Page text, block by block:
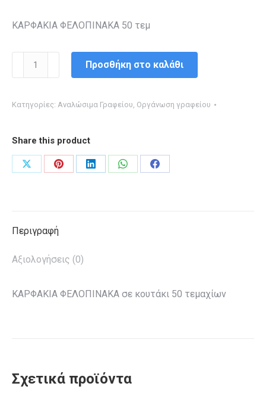
ΚΑΡΦΑΚΙΑ ΦΕΛΟΠΙΝΑΚΑ 50 τεμ
ΚΑΡΦΑΚΙΑ
ΦΕΛΟΠΙΝΑΚΑ
Προσθήκη στο καλάθι
Κατηγορίες: Αναλώσιμα Γραφείου, Οργάνωση γραφείου
Share this product
Share
Share
Share
Share
Share
Περιγραφή
Αξιολογήσεις (0)
ΚΑΡΦΑΚΙΑ ΦΕΛΟΠΙΝΑΚΑ σε κουτάκι 50 τεμαχίων
Σχετικά προϊόντα